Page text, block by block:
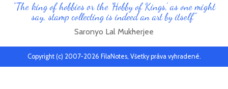
"The king of hobbies or the 'Hobby of Kings', as one might
say, stamp collecting is indeed an art by itself"
Saronyo Lal Mukherjee
Copyright (c) 2007-2026 FilaNotes, Všetky práva vyhradené.